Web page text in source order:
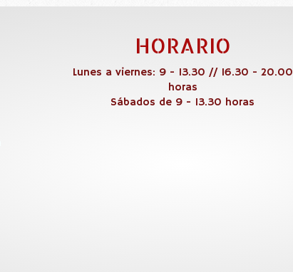
HORARIO
Lunes a viernes: 9 - 13.30 // 16.30 - 20.00
horas
Sábados de 9 - 13.30 horas